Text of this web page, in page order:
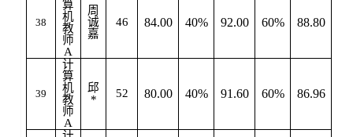
38
算
机
教
师
A
周
诚
嘉
46 84.00 40% 92.00 60% 88.80
39
计
算
机
教
师
A
邱
*
52 80.00 40% 91.60 60% 86.96